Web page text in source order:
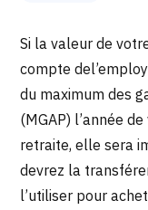
Si la valeur de
compte
du maximum des
(MGAP) l’année
retraite, elle sera
devrez la
l’utiliser pour